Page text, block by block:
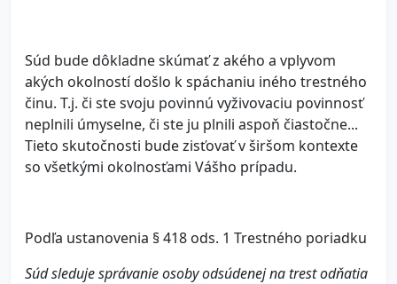
Súd bude dôkladne skúmať z akého a vplyvom
akých okolností došlo k spáchaniu iného trestného
činu. T.j. či ste svoju povinnú vyživovaciu povinnosť
neplnili úmyselne, či ste ju plnili aspoň čiastočne...
Tieto skutočnosti bude zisťovať v širšom kontexte
so všetkými okolnosťami Vášho prípadu.
Podľa ustanovenia § 418 ods. 1 Trestného poriadku
Súd sleduje správanie osoby odsúdenej na trest odňatia